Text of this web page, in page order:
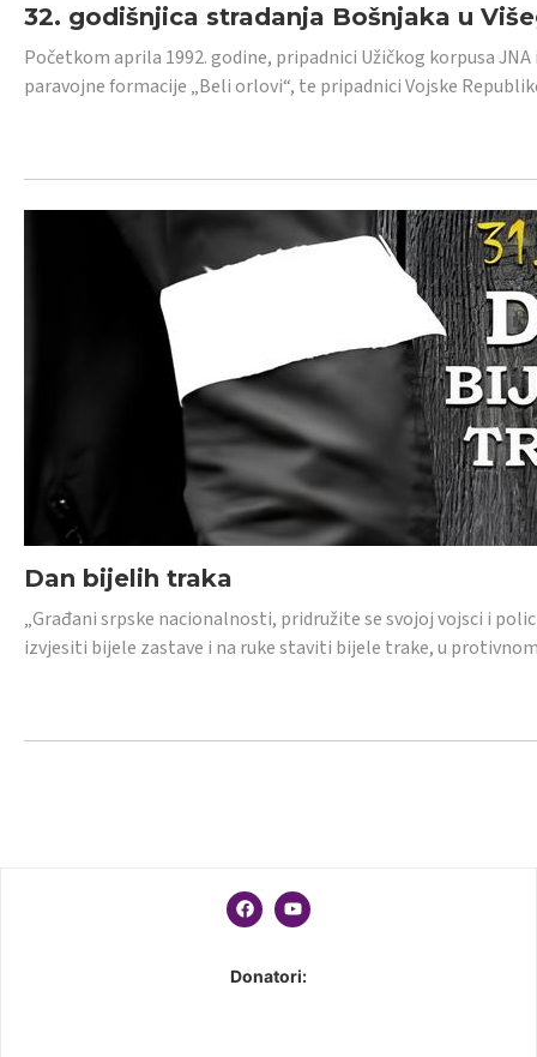
32. godišnjica stradanja Bošnjaka u
Početkom aprila 1992. godine, pripadnici Užičkog korpusa
paravojne formacije „Beli orlovi“, te pripadnici Vojske
Dan bijelih traka
„Građani srpske nacionalnosti, pridružite se svojoj vojsci i
izvjesiti bijele zastave i na ruke staviti bijele trake, u
Donatori: